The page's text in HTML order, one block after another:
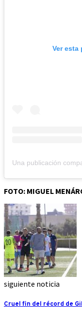
Ver esta
FOTO: MIGUEL
siguiente noticia
Cruel fin del récord de